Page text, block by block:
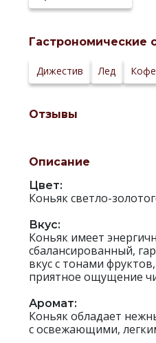
спирт:
Температура
20-22
Сайт
производителя:
Гастрономические
Дижестив Лед Кофе
Отзывы
Описание
Цвет:
Коньяк светло-
Вкус:
Коньяк имеет
сбалансированный,
вкус с тонами
приятное ощущение
Аромат:
Коньяк обладает
с освежающими,